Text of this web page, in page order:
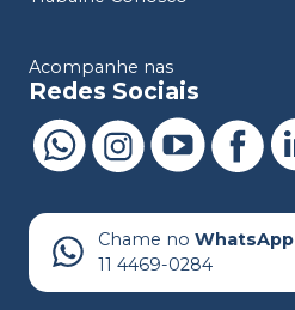
Acompanhe nas
Redes Sociais
Chame no WhatsApp
11 4469-0284